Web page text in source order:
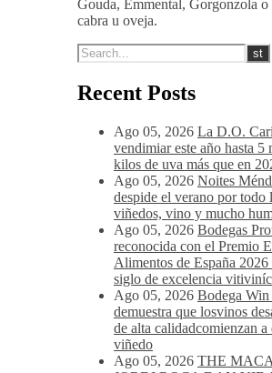
Vino muy versátil que Marida a la
con Carnes rojas en cualquiera de
verduras y pastas, atrévete con
quesos de sabores fuertes, como el
cabra u oveja.
Recent Posts
Ago 05, 2026 La D.O.
vendimiar este año hasta 5
kilos de uva más que en
Ago 05, 2026 Noites
despide el verano por todo
viñedos, vino y mucho
Ago 05, 2026
reconocida con el Premio